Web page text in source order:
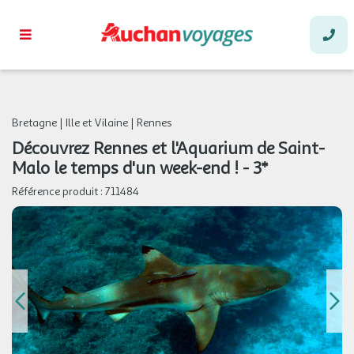
Bretagne | Ille et Vilaine | Rennes
Découvrez Rennes et l'Aquarium de Saint-
Malo le temps d'un week-end ! - 3*
Référence produit : 711484